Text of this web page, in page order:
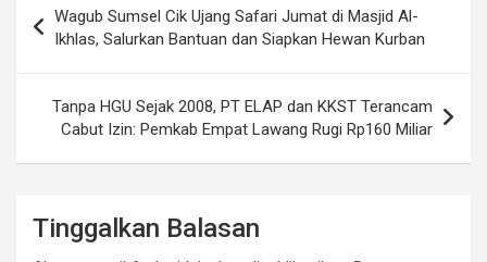
pos
Wagub Sumsel Cik Ujang Safari Jumat di Masjid Al-
Ikhlas, Salurkan Bantuan dan Siapkan Hewan Kurban
Tanpa HGU Sejak 2008, PT ELAP dan KKST Terancam
Cabut Izin: Pemkab Empat Lawang Rugi Rp160 Miliar
Tinggalkan Balasan